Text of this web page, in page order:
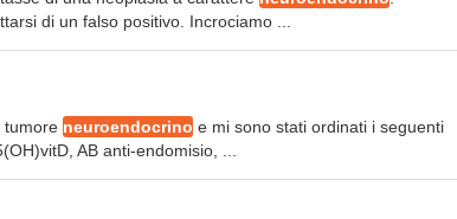
di un falso positivo. Incrociamo ...
tumore neuroendocrino e mi sono stati ordinati i seguenti
AB anti-endomisio, ...